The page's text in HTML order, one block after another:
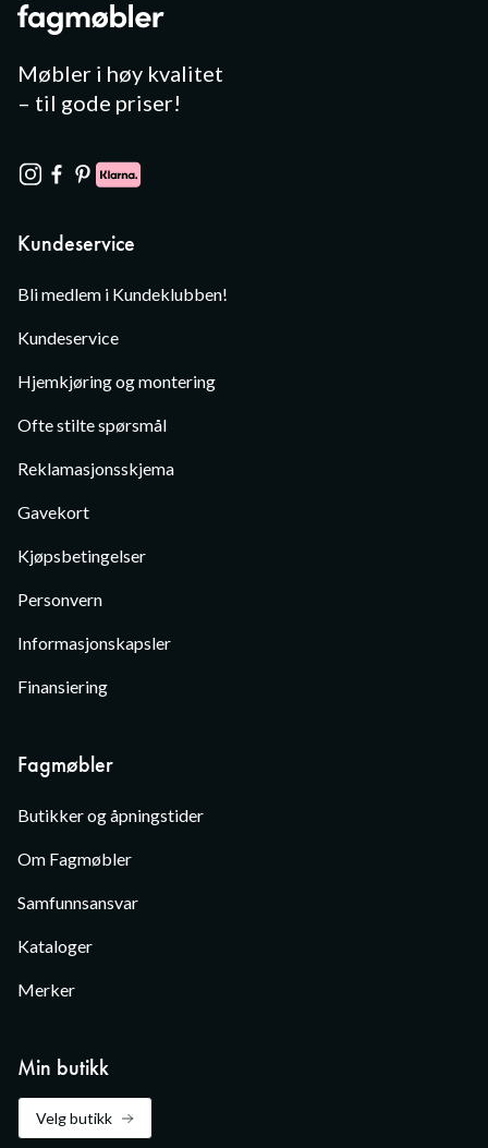
Møbler i høy kvalitet
– til gode priser!
Kundeservice
Bli medlem i Kundeklubben!
Kundeservice
Hjemkjøring og montering
Ofte stilte spørsmål
Reklamasjonsskjema
Gavekort
Kjøpsbetingelser
Personvern
Informasjonskapsler
Finansiering
Fagmøbler
Butikker og åpningstider
Om Fagmøbler
Samfunnsansvar
Kataloger
Merker
Min butikk
Velg butikk